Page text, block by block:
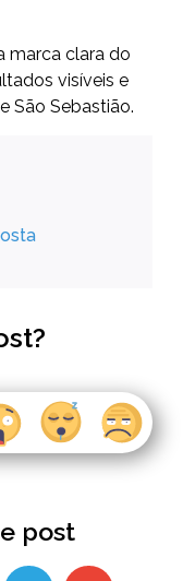
marca clara do
visíveis e
São Sebastião.
post